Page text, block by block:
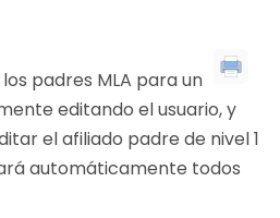
padres MLA para un
editando el usuario, y
el afiliado padre de nivel 1
automáticamente todos